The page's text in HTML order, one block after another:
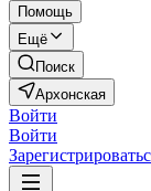
Помощь
Ещё
Поиск
Архонская
Войти
Войти